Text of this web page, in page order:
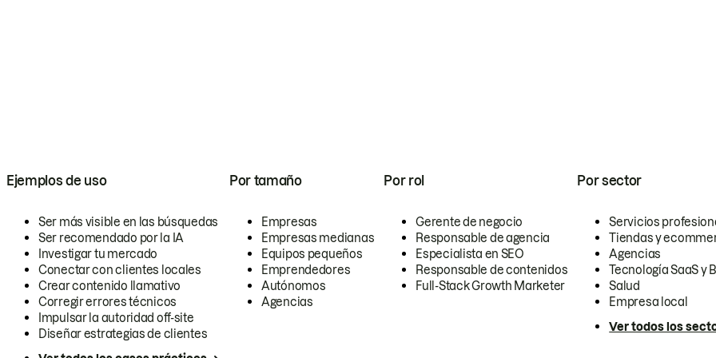
Ejemplos de uso
Ser más visible en las búsquedas
Ser recomendado por la IA
Investigar tu mercado
Conectar con clientes locales
Crear contenido llamativo
Corregir errores técnicos
Impulsar la autoridad off-site
Diseñar estrategias de clientes
Por tamaño
Empresas
Empresas medianas
Equipos pequeños
Emprendedores
Autónomos
Agencias
Por rol
Gerente de negocio
Responsable de agencia
Especialista en SEO
Responsable de contenidos
Full-Stack Growth Marketer
Por sector
Servicios
Tiendas y
Agencias
Tecnología SaaS y
Salud
Empresa local
Ver todos los